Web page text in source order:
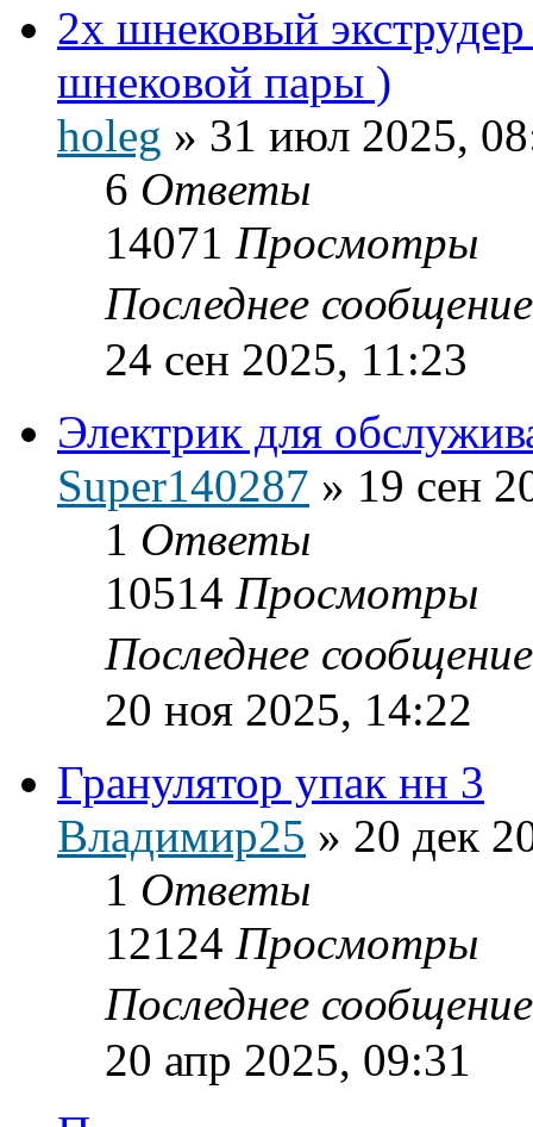
2х шнековый
шнековой пары )
holeg » 31 июл 2025,
6 Ответы
14071 Просмотры
Последнее
24 сен 2025, 11:23
Электрик для
Super140287 » 19 сен
1 Ответы
10514 Просмотры
Последнее
20 ноя 2025, 14:22
Гранулятор упак нн 3
Владимир25 » 20 дек
1 Ответы
12124 Просмотры
Последнее
20 апр 2025, 09:31